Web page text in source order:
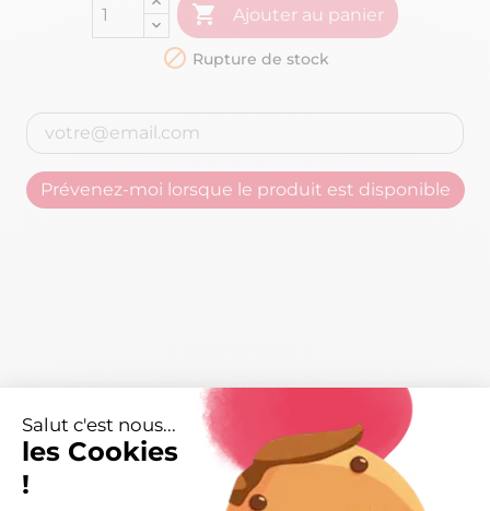
Salut c'est nous...
les Cookies
!
 Ajouter au panier
 Rupture de stock
Prévenez-moi lorsque le produit est disponible